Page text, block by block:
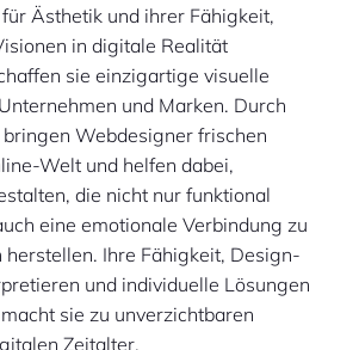
Ästhetik und ihrer Fähigkeit,
in digitale Realität
sie einzigartige visuelle
und Marken. Durch
Webdesigner frischen
Welt und helfen dabei,
die nicht nur funktional
eine emotionale Verbindung zu
herstellen. Ihre Fähigkeit, Design-
und individuelle Lösungen
sie zu unverzichtbaren
Zeitalter.